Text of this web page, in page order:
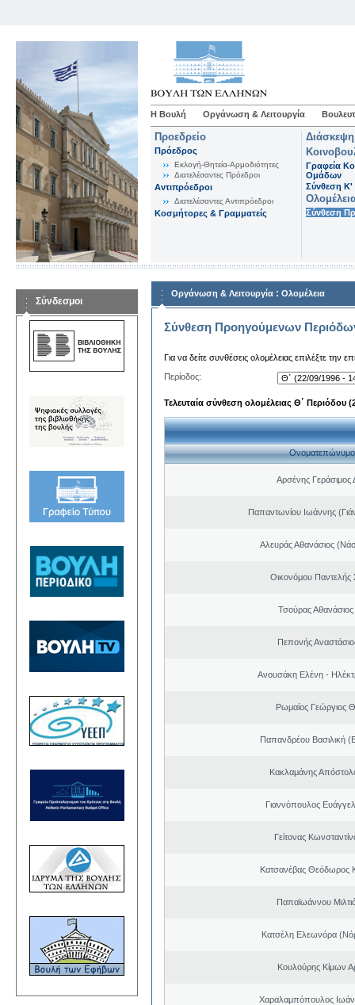
Η Βουλή Οργάνωση & Λειτουργία
Προεδρείο
Πρόεδρος
Εκλογή-Θητεία-Αρμοδιότητες
Διατελέσαντες Πρόεδροι
Αντιπρόεδροι
Διατελέσαντες Αντιπρόεδροι
Κοσμήτορες & Γραμματείς
Γραφεία
Ομάδων
Σύνθεση K'
Σύνθεση
Σύνδεσμοι
Οργάνωση & Λειτουργία : Ολομέλεια
Σύνθεση Προηγούμενων
Για να δείτε συνθέσεις ολομέλειας επιλέξτε την
Περίοδος:
Τελευταία σύνθεση ολομέλειας Θ΄ Περιόδου
Ονοματεπώνυμο
Αρσένης Γεράσιμος
Παπαντωνίου Ιωάννης
Αλευράς Αθανάσιος
Οικονόμου Παντελής
Τσούρας
Πεπονής
Ανουσάκη Ελένη -
Ρωμαίος Γεώργιος
Παπανδρέου Βασιλική
Κακλαμάνης
Γιαννόπουλος
Γείτονας
Κατσανέβας Θεόδωρος
Παπαϊωάννου
Κατσέλη Ελεωνόρα
Κουλούρης Κίμων
Χαραλαμπόπουλος